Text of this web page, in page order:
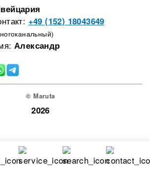
+49 (152) 18043649
Александр
© Maruta
2026